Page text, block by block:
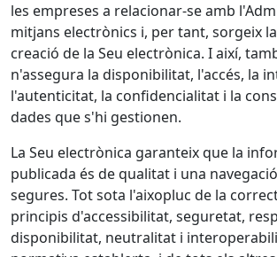
les empreses a relacionar-se amb
mitjans electrònics i, per tant, sorgeix
creació de la Seu electrònica. I així,
n'assegura la disponibilitat, l'accés, la
l'autenticitat, la confidencialitat i la
dades que s'hi gestionen.
La Seu electrònica garanteix que la
publicada és de qualitat i una
segures. Tot sota l'aixopluc de la
principis d'accessibilitat, seguretat,
disponibilitat, neutralitat i